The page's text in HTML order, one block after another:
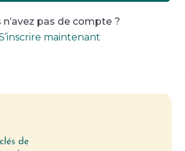
n’avez pas de compte ?
maintenant